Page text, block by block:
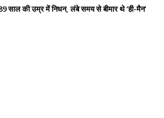
साल की उम्र में निधन, लंबे समय से बीमार थे ‘ही-मैन’